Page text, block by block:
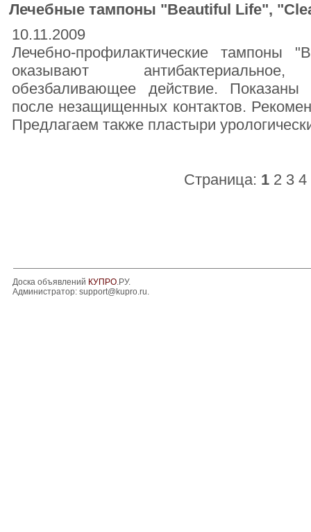
Лечебные тампоны "Beautiful Life",
10.11.2009
Лечебно-профилактические тампоны
оказывают антибактериальное,
обезбаливающее действие. Показаны
после незащищенных контактов.
Предлагаем также пластыри
Страница: 1 2 3 4
Доска объявлений КУПРО.РУ.
Администратор: support@kupro.ru.